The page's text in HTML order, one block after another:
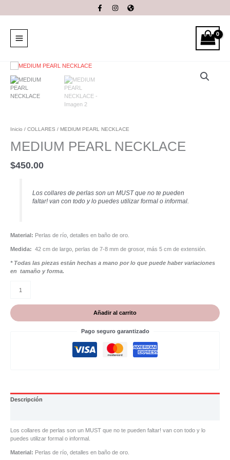
Inicio / COLLARES / MEDIUM PEARL NECKLACE
MEDIUM PEARL NECKLACE
$450.00
Los collares de perlas son un MUST que no te pueden
faltar! van con todo y lo puedes utilizar formal o informal.
Material: Perlas de río, detalles en baño de oro.
Medida: 42 cm de largo, perlas de 7-8 mm de grosor, más 5 cm de extensión.
* Todas las piezas están hechas a mano por lo que puede haber variaciones
en tamaño y forma.
MEDIUM
NECKLACE
cantidad
Añadir al carrito
Pago seguro garantizado
Descripción
Los collares de perlas son un MUST que no te pueden faltar! van con todo y lo
puedes utilizar formal o informal.
Material: Perlas de río, detalles en baño de oro.